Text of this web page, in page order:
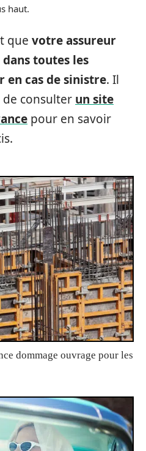
haut.
que votre assureur
toutes les
en cas de sinistre. Il
consulter un site
pour en savoir
dommage ouvrage pour les